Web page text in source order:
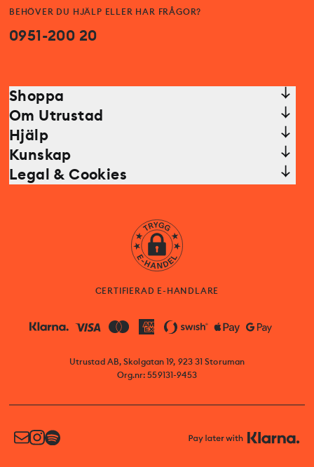
BEHÖVER DU HJÄLP ELLER HAR FRÅGOR?
0951-200 20
Shoppa
Om Utrustad
Hjälp
Kunskap
Legal & Cookies
CERTIFIERAD E-HANDLARE
Utrustad AB, Skolgatan 19, 923 31 Storuman
Org.nr: 559131-9453